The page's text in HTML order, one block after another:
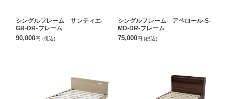
シングルフレーム サンティエ-
GR-DR-フレーム
90,000円 (税込)
シングルフレーム アペロール-S-
MD-DR-フレーム
75,000円 (税込)